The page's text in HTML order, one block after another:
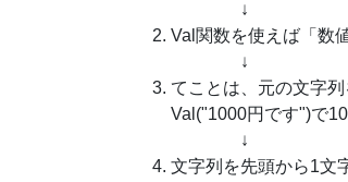
↓
Val関数を使えば「数
↓
てことは、元の文字
Val("1000円です")で
↓
文字列を先頭から1文